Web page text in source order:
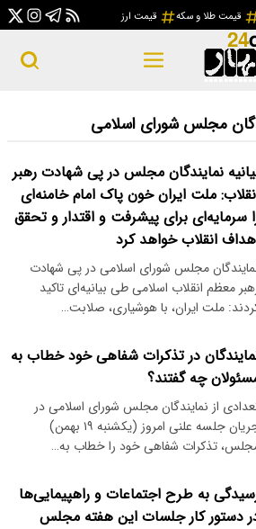
قیمت طلا و سکه قیمت ارز
مجلس شورای اسلامی
نمایندگان مجلس در پی شهادت رهبر
ملت ایران خون پاک امام خامنه‌ای
سرمایه‌ای برای پیشرفت و اقتدار و تحقق
انقلاب خواهد کرد
مجلس شورای اسلامی در پی شهادت
معظم انقلاب اسلامی طی بیانیه‌ای تاکید
ملت ایران، با هوشیاری، صلابت…
در تذکرات شفاهی خود خطاب به
چه گفتند؟
از نمایندگان مجلس شورای اسلامی در
جریان جلسه علنی امروز (یکشنبه ۱۹ بهمن)
تذکرات شفاهی خود را خطاب به…
به طرح اجتماعات و راهپیمایی‌ها
دستور کار جلسات این هفته مجلس